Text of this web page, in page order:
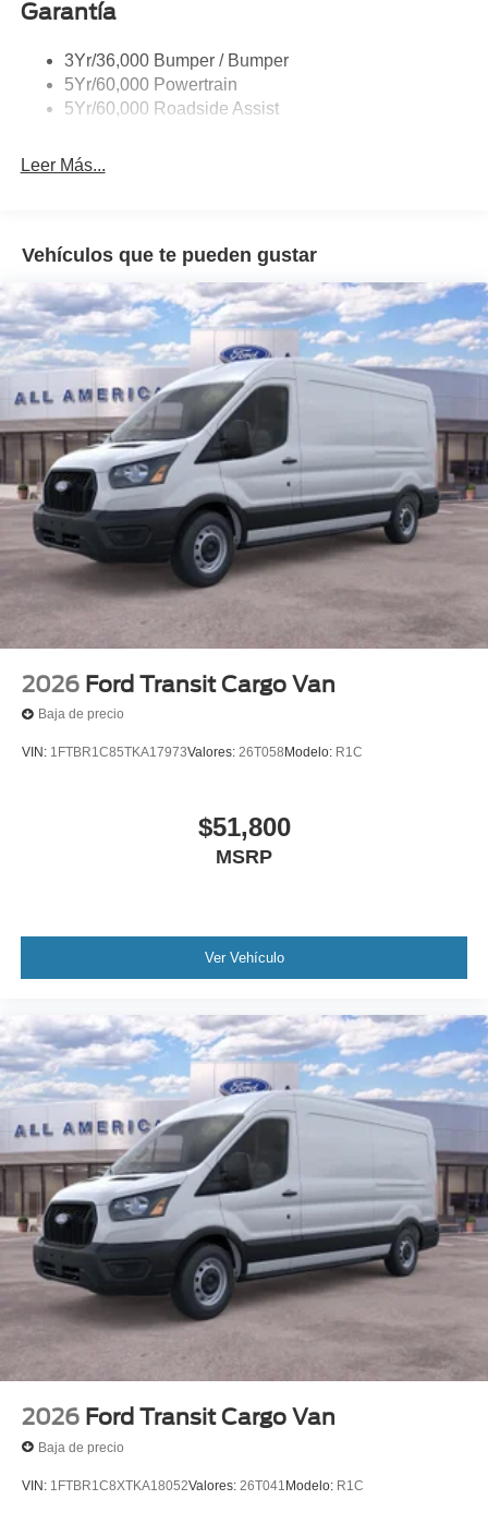
Headlamps - Auto On/Off
Tire Inflator/Sealant Kit
Wipers - Rain-Sensing
Garantía
3Yr/36,000 Bumper / Bumper
5Yr/60,000 Powertrain
5Yr/60,000 Roadside Assist
Leer Más...
Vehículos que te pueden gustar
2026 Ford Transit Cargo Van
Baja de precio
VIN: 1FTBR1C85TKA17973Valores: 26T058Modelo: R1C
$51,800
MSRP
Ver Vehículo
2026 Ford Transit Cargo Van
Baja de precio
VIN: 1FTBR1C8XTKA18052Valores: 26T041Modelo: R1C